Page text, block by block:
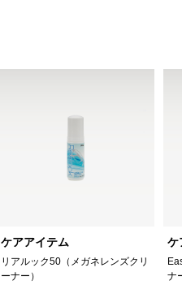
ケアアイテム
リアルック50（メガネレンズクリ
ーナー）
ケ
ナ